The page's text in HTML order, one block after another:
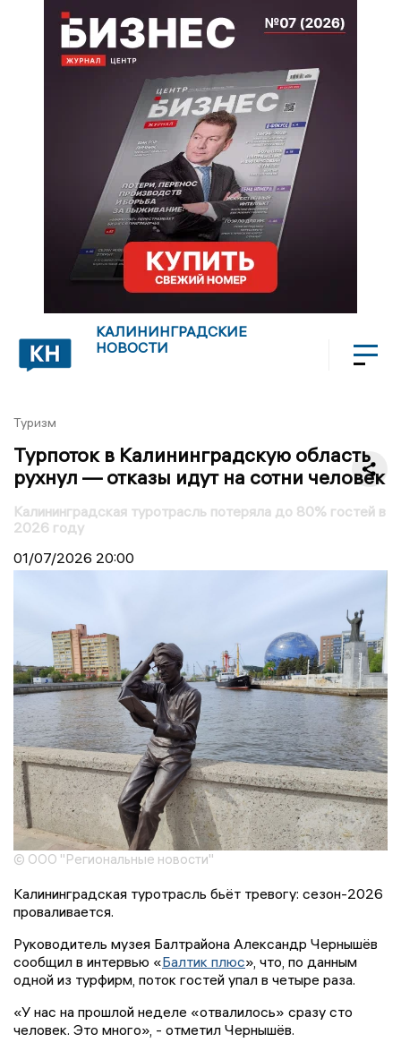
КАЛИНИНГРАДСКИЕ
НОВОСТИ
Туризм
Турпоток в Калининградскую область
рухнул — отказы идут на сотни человек
Калининградская туротрасль потеряла до 80% гостей в
2026 году
01/07/2026 20:00
© ООО "Региональные новости"
Калининградская туротрасль бьёт тревогу: сезон-2026
проваливается.
Руководитель музея Балтрайона Александр Чернышёв
сообщил в интервью «Балтик плюс», что, по данным
одной из турфирм, поток гостей упал в четыре раза.
«У нас на прошлой неделе «отвалилось» сразу сто
человек. Это много», - отметил Чернышёв.